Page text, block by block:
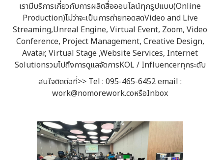
เรามีบริการเกี่ยวกับการผลิตสื่อออนไลน์ทุกรูปแบบ(Online
Production)ไม่ว่าจะเป็นการถ่ายทอดสดVideo and Live
Streaming,Unreal Engine, Virtual Event, Zoom, Video
Conference, Project Management, Creative Design,
Avatar, Virtual Stage ,Website Services, Internet
SolutionรวมไปถึงการดูแลจัดการKOL / Influencerทุกระดับ
สนใจติดต่อที่>> Tel : 095-465-6452 email :
work@nomorework.coหรือInbox